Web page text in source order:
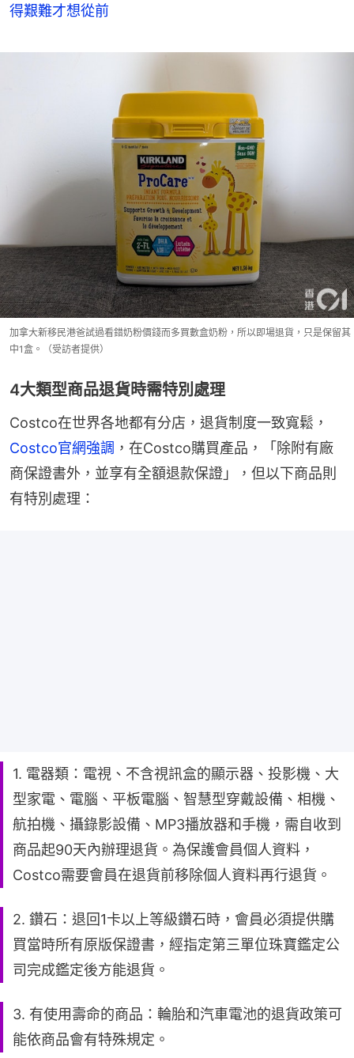
得艱難才想從前
加拿大新移民港爸試過看錯奶粉價錢而多買數盒奶粉，所以即場退貨，只是保留其
中1盒。（受訪者提供）
4大類型商品退貨時需特別處理
Costco在世界各地都有分店，退貨制度一致寬鬆，
Costco官網強調 ，在Costco購買產品，「除附有廠
商保證書外，並享有全額退款保證」，但以下商品則
有特別處理：
1. 電器類：電視、不含視訊盒的顯示器、投影機、大
型家電、電腦、平板電腦、智慧型穿戴設備、相機、
航拍機、攝錄影設備、MP3播放器和手機，需自收到
商品起90天內辦理退貨。為保護會員個人資料，
Costco需要會員在退貨前移除個人資料再行退貨。
2. 鑽石：退回1卡以上等級鑽石時，會員必須提供購
買當時所有原版保證書，經指定第三單位珠寶鑑定公
司完成鑑定後方能退貨。
3. 有使用壽命的商品：輪胎和汽車電池的退貨政策可
能依商品會有特殊規定。